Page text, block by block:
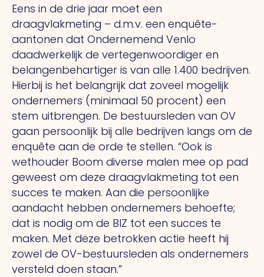
Eens in de drie jaar moet een
draagvlakmeting – d.m.v. een enquête-
aantonen dat Ondernemend Venlo
daadwerkelijk de vertegenwoordiger en
belangen­behartiger is van alle 1.400 bedrijven.
Hierbij is het belangrijk dat zoveel mogelijk
ondernemers (minimaal 50 procent) een
stem uitbrengen. De bestuursleden van OV
gaan persoonlijk bij alle bedrijven langs om de
enquête aan de orde te stellen. “Ook is
wethouder Boom diverse malen mee op pad
geweest om deze draagvlakmeting tot een
succes te maken. Aan die persoonlijke
aandacht hebben ondernemers behoefte;
dat is nodig om de BIZ tot een succes te
maken. Met deze betrokken actie heeft hij
zowel de OV-bestuursleden als ondernemers
versteld doen staan.”